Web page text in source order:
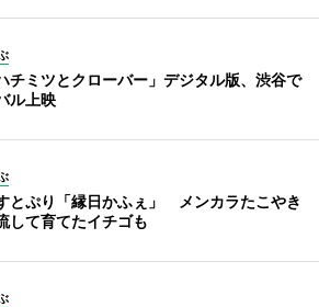
チミツとクローバー」デジタル版、渋谷で
ル上映
とぷり「縁日かふぇ」 メンカラたこやき
して育てたイチゴも